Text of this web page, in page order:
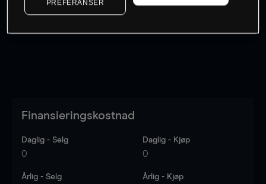
Log in
Finansieringskostnad
Daglig - Selg
0
Daglig - Kjøp
0
Årlig - Selg Årlig - Kjøp
PREFERANSER